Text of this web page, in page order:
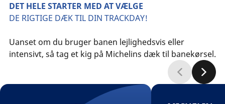
DET HELE STARTER MED AT VÆLGE
DE RIGTIGE DÆK TIL DIN TRACKDAY!
Uanset om du bruger banen lejlighedsvis eller
intensivt, så tag et kig på Michelins dæk til banekørsel.